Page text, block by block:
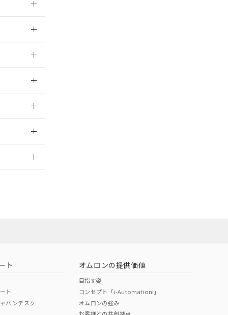
ト
ト
パンデスク
オムロンの提供価値
目指す姿
コンセプト「i-Automation!」
オムロンの強み